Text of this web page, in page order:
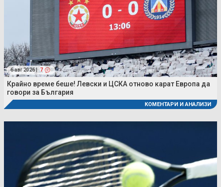
6 авг 2026 | 7
Крайно време беше! Левски и ЦСКА отново карат Европа да
говори за България
КОМЕНТАРИ И АНАЛИЗИ